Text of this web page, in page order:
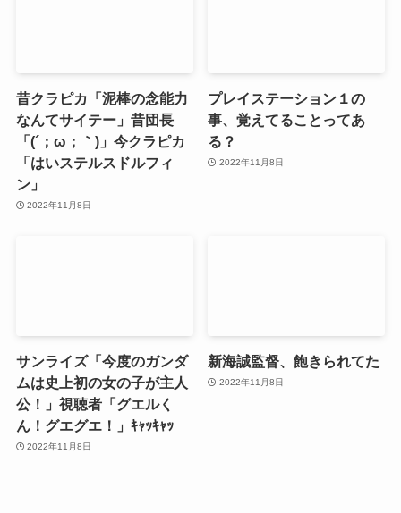
昔クラピカ「泥棒の念能力
なんてサイテー」昔団長
「(´；ω；｀)」今クラピカ
「はいステルスドルフィ
ン」
2022年11月8日
プレイステーション１の
事、覚えてることってあ
る？
2022年11月8日
サンライズ「今度のガンダ
ムは史上初の女の子が主人
公！」視聴者「グエルく
ん！グエグエ！」ｷｬｯｷｬｯ
2022年11月8日
新海誠監督、飽きられてた
2022年11月8日